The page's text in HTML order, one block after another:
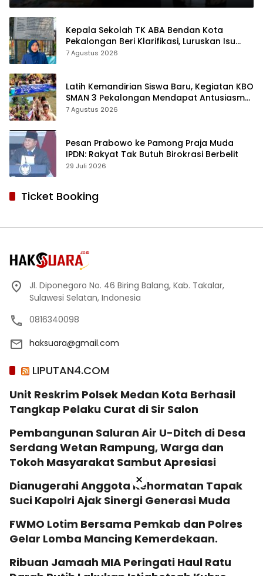
Kepala Sekolah TK ABA Bendan Kota
Pekalongan Beri Klarifikasi, Luruskan Isu
Proyek Revitalisasi
7 Agustus 2026
Latih Kemandirian Siswa Baru, Kegiatan KBO
SMAN 3 Pekalongan Mendapat Antusiasme
dan Respon Positif Orang Tua Murid
7 Agustus 2026
Pesan Prabowo ke Pamong Praja Muda
IPDN: Rakyat Tak Butuh Birokrasi Berbelit
29 Juli 2026
Ticket Booking
Jl. Diponegoro No. 46 Biring Balang, Kab. Takalar,
Sulawesi Selatan, Indonesia
0816340098
haksuara@gmail.com
LIPUTAN4.COM
Unit Reskrim Polsek Medan Kota Berhasil
Tangkap Pelaku Curat di Sir Salon
Pembangunan Saluran Air U-Ditch di Desa
Serdang Wetan Rampung, Warga dan
Tokoh Masyarakat Sambut Apresiasi
Dianugerahi Anggota Kehormatan Tapak
Suci Kapolri Ajak Sinergi Generasi Muda
‎FWMO Lotim Bersama Pemkab dan Polres
Gelar Lomba Mancing Kemerdekaan.
Ribuan Jamaah MIA Peringati Haul Ratu
×